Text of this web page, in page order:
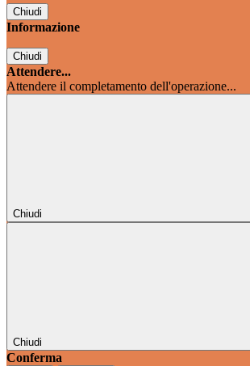
Chiudi
Informazione
Chiudi
Attendere...
Attendere il completamento dell'operazione...
Chiudi
Chiudi
Conferma